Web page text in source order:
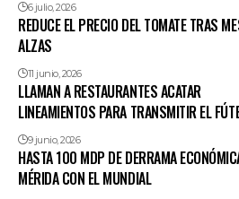
6 julio, 2026
REDUCE EL PRECIO DEL TOMATE TRAS
ALZAS
11 junio, 2026
LLAMAN A RESTAURANTES ACATAR
LINEAMIENTOS PARA TRANSMITIR EL
9 junio, 2026
HASTA 100 MDP DE DERRAMA
MÉRIDA CON EL MUNDIAL